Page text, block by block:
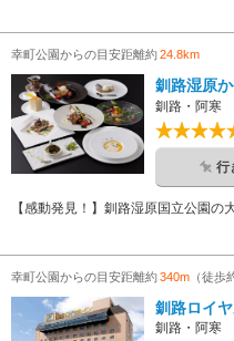
幸町公園からの目安距離約24.8km
釧路湿原
釧路・阿寒
行
【感動発見！】釧路湿原国立公園
幸町公園からの目安距離約340m （徒歩
釧路ロイ
釧路・阿寒